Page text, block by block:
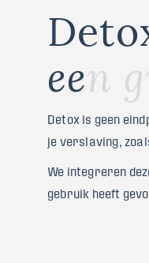
Deto
een g
Detox is geen
je verslaving,
We integreren
gebruik heeft